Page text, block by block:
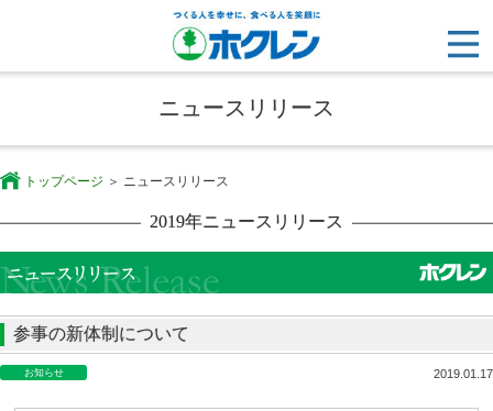
ニュースリリース
トップページ ニュースリリース
2019年ニュースリリース
参事の新体制について
お知らせ 2019.01.17